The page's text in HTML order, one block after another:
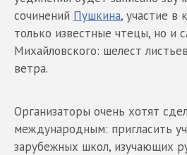
сочинений Пушкина, участие в
только известные чтецы, но и
Михайловского: шелест
ветра.
Организаторы очень хотят
международным: пригласить
зарубежных школ, изучающих